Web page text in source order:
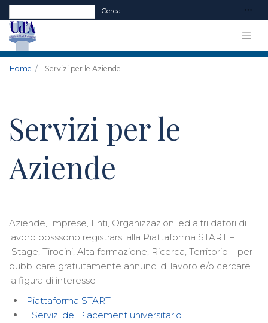
Form di ricerca
Cerca
Home Servizi per le Aziende
Servizi per le
Aziende
Aziende, Imprese, Enti, Organizzazioni ed altri datori di
lavoro posssono registrarsi alla Piattaforma START –
Stage, Tirocini, Alta formazione, Ricerca, Territorio – per
pubblicare gratuitamente annunci di lavoro e/o cercare
la figura di interesse
Piattaforma START
I Servizi del Placement universitario